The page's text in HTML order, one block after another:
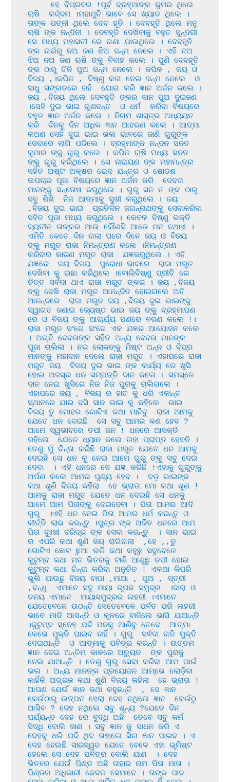
     ହେ ବିପ୍ରବର !ପୂର୍ବ ବ୍ରହ୍ମାଙ୍କ କୁମର ଥିଲେ
ୠଷି  କର୍ଦ୍ଦମ ।ମହାମୁନି ଭାବେ ସେ ଖ୍ୟାତ ଥିଲେ ।
ତାଙ୍କ ପତ୍ନୀ ଥିଲେ ଦେବ ହୂତି । ଦେବହୂତି ଥିଲେ ମନୁ
ୠଷି ଙ୍କ ନନ୍ଦିନୀ । ଦେବହୂତି ଦେଖିବାକୁ ବହୁତ ସୁନ୍ଦରୀ
ସେ ମଧ୍ୟ ମହାସତୀ ରେ ଗଣା ଯାଉଥିଲେ । ଦେବହୂତି
ଙ୍କ ଗର୍ଭରୁ ନଅ ଜଣ ଝିଅ ଜନ୍ମ ନେଲେ । ଏହି ନଅ
ଝିଅ ନଅ ଜଣ ୠଷି ଙ୍କୁ ବିବାହ କଲେ । ପୁଣି ଦେବହୂତି
ଙ୍କ ଠାରୁ ତିନି ପୁଅ ଜନ୍ମ ନେଲେ । କପିଳ , ଜୟ ଓ
ବିଜୟ ,।କପିଳ , ବିଷ୍ଣୁ କଳା ନେଇ ଜନ୍ମ ନେଲେ  ଓ
ସାଧୁ ସଙ୍ଗତରେ ରହି  ଯୋଗ କରି ଜ୍ଞାନ ଅର୍ଜନ କଲେ ।
ଜୟ ,ବିଜୟ ଥିଲେ ଦେବହୁତି ଙ୍କର ସାନ ପୁଅ ଦୁଇଜଣ
।ସେହି ଦୁଇ ଭାଇ ଗୁଣବନ୍ତ  ଓ ଧର୍ମ  କରିବା ବିଷୟରେ
ବହୁତ ଜ୍ଞାନ ଅର୍ଜନ କଲେ । ନିଗମ ଶାସ୍ତ୍ର ଅଧ୍ୟୟନ
କରି  ଦିନକୁ ଦିନ ଅଧିକ ଜ୍ଞାନ ଆହରଣ କଲେ । ଆତ୍ମା
କଅଣ ସେହି ଦୁଇ ଭାଇ ଭଲ ଭାବରେ ଜାଣି ଗୁରୁଙ୍କ
ସେବାରେ ଲାଗି ପଡିଲେ । ବ୍ରହ୍ମାଙ୍କ ନନ୍ଦନ ସନତ
କୁମାର ଙ୍କୁ ଗୁରୁ କଲେ । କପିଳ ୠଷି ମଧ୍ୟ ସନତ
ଙ୍କୁ ଗୁରୁ କରିଥିଲେ । ସେ ନାରାୟଣ ଙ୍କ ମହାମନ୍ତ୍ର
ସହିତ ଅଷ୍ଟ ଅକ୍ଷର ଭେଦ ଯନ୍ତ୍ର ଓ ଷୋଡଶ
ଉପଚାର ପୂଜା ବିଷୟରେ ଜ୍ଞାନ ଅର୍ଜନ କରି  ଦେବତା
ମାନଙ୍କୁ ସନ୍ତୋଷ କରୁଥିଲେ । ଗୁରୁ ସନ ତ ଙ୍କ ଠାରୁ
ସବୁ ଶିଖି  ନିଜ ଆତ୍ମାକୁ ସୁଖୀ କରୁଥିଲେ । ଜୟ
,ବିଜୟ ଦୁଇ ଭାଇ  ପ୍ରତିଦିନ ଜଗନ୍ନାଥଙ୍କୁ ସେବାକରିବା
ସହିତ ପୂଜା ମଧ୍ୟ କରୁଥିଲେ । କେବଳ ବିଷ୍ଣୁ ଭକ୍ତି
ବ୍ୟତୀତ ତାଙ୍କର ଆଉ କୌଣସି ଆଡେ ମନ ନଥାଏ ।
ଏମିତି କେତେ ଦିନ ଗଲା ପରେ ଦିନେ ଜୟ ଓ ବିଜୟ
ଙ୍କୁ ମରୁତ ରାଜା ନିମନ୍ତ୍ରଣ କଲେ ।ନିମନ୍ତ୍ରଣ
କରିବାର କାରଣ ମରୁତ ରାଜା  ଯଜ୍ଞକରୁଥିଲେ । ଏହି
ଯଜ୍ଞରେ  ଜୟ ବିଜୟ  ପୁରୋଧା ଭାବରେ  ରାଜା ମରୁତ
ଦେଖିବା କୁ ଇଛା କରିଥିଲେ ।ବୋଲିବିଷ୍ଣୁ ପ୍ରୀତି ରେ
ଚିତ୍ତ ସର୍ବଦା ଥାଏ ରାଜା ମରୁତ ଙ୍କର । ଜୟ ,ବିଜୟ
ଙ୍କୁ ଦେଖି ରାଜା ମରୁତ ଆନନ୍ଦିତ ହୋଇଗଲେ ଅତି
ଆନନ୍ଦରେ  ରାଜା ମରୁତ ଜୟ ,ବିଜୟ ଦୁଇ ଭାଇଙ୍କୁ
ସ୍ୱାଗତ ଜଣାଇ ଜ୍ୟେଷ୍ଠ ଭାଇ ଜୟ ଙ୍କୁ ବ୍ରହ୍ମାପଣ
ରେ ଓ ବିଜୟ ଙ୍କୁ ଆଚାର୍ଯ୍ୟ ପଣରେ ବରଣ କଲେ !।
ରାଜା ମରୁତ ସଂଗେ ସଂଗେ ଏକ ଯଜ୍ଞର ଆୟୋଜନ କଲେ
। ଅଗ୍ନି ଦେବତାଙ୍କ ସହିତ ଅନ୍ୟ ଦେବତା ମାନଙ୍କ
ପୂଜା ଚାଲିଲା । ନର ଲୋକଙ୍କୁ ମିଷ୍ଟ ଅନ୍ନ ଓ ବିପ୍ର
ମାନଙ୍କୁ ମହାଦାନ ଦେଲେ ରାଜା ମରୁତ । ଏହାପରେ ରାଜା
ମରୁତ ଜୟ  ବିଜୟ ଦୁଇ ଭାଇ ଙ୍କ କାର୍ଯ୍ୟ ରେ ଖୁସି
ହୋଇ ଅଜସ୍ର ଧନ ସମ୍ପତ୍ତି ଦାନ କଲେ । ସମସ୍ତେ
ଦାନ ନେଇ ଖୁସିରେ ନିଜ ନିଜ ପୁରକୁ ଚାଲିଗଲେ ।
ଏହାପରେ ଜୟ , ବିଜୟ ର ହାତ କୁ ଧରି ଏକାନ୍ତ
ସ୍ଥାନରେ ଯାଇ ବସି ସାନ ଭାଇ କୁ କହିଲେ  ଭାଇ
ବିଜୟ ତୁ ମୋହର ଗୋଟିଏ କଥା ମାନିବୁ  ରାଜା ଆମକୁ
ଯେତେ ଧନ ଦେଇଛି  ସେ ସବୁ ଆମର କଣ ହେବ ?
ଆମେ ସ୍ୱଭାବରେ ତପୀ ଜନ ! ଧନରେ ଆସକ୍ତି
ରହିଲେ  ଯେତେ ଧ୍ୟାନ କଲେ ତାହା ପ୍ରାପ୍ତ ହେବନି ।
ତେଣୁ ମୁଁ ଚିନ୍ତା କରିଛି ରାଜା ମରୁତ ଯେତେ ଧନ ଆମକୁ
ଦେଇଛି ସେ ଧନ କୁ ନେଇ ଆମେ ଗୁରୁ ଙ୍କୁ ସବୁ ଦେଇ
ଦେବା  । ଏହି ଧନରେ ସେ ଯଜ୍ଞ କରିଛି !ଏହାକୁ ଗୁରୁଙ୍କୁ
ଅର୍ପଣ କଲେ ଆମର ପୁଣ୍ୟ ହେବ ।  ବଡ଼ ଭାଇଙ୍କ
କଥା ଶୁଣି ବିଜୟ କହିଲା  ହେ ଭ୍ରାତା ମୋ କଥା ଶୁଣ !
ଆମକୁ ରାଜା ମରୁତ ଯେତେ ଧନ ଦେଇଛି ସେ ଧନକୁ
ଆମେ ଆମ ପିତାଙ୍କୁ ଦେଇଦେବା । ପିତା ଆମର ଆଦି
ଗୁରୁ  ।ଏହି ଧନ ନେଇ ପିତା ଆମର ଧର୍ମ କରନ୍ତୁ ଓ
କୀର୍ତ୍ତି ଲାଭ କରନ୍ତୁ ।ପୁତ୍ର ଙ୍କ ଅର୍ଜିତ ଧନରେ ଆମ
ପିତା ଦୁଃଖୀ ଦରିଦ୍ର ଙ୍କ ସେବା କରନ୍ତୁ  । ସାନ ଭାଇ
ର ଏପରି କଥା ଶୁଣି ଜୟ ରାଗିଗଲା  ,ହେ ,,ତୁ
ଗୋଟିଏ ଛୋଟ ଛୁଆ ଭଳି କଥା କହୁଛୁ ସବୁବେଳେ
କୁଟୁମ୍ବ କଥା ମନ ଭିତରକୁ ଟାଣି ଆଣୁଛୁ ତପୀ ହୋଇ
କୁଟୁମ୍ବ କଥା ଚିନ୍ତା କରିବା ଅନୁଚିତ ! ଏକଥା କିପରି
ଭୁଲି ଯାଉଛୁ ବିଜୟ ବାପା ,ମାଆ , ପୁଅ , ସ୍ତ୍ରୀ
,ବନ୍ଧୁ  ଏମାନେ ସବୁ ମାୟା ରୂପକ ସମୁଦ୍ର  ।ଦାରା ଓ
ତନୟ ଏମାନେ  ମାୟାସମୁଦ୍ରର ଲହରୀ ।ଏମାନେ
ଯେତେବେଳେ ଉଠନ୍ତି ସେତେବେଳେ ପର୍ବତ ପରି ଲହରୀ
ଭାବେ ମାଡି ଆସନ୍ତି ଓ କୂଳରେ ବାଜିଲେ ଭାସି ଯାଆନ୍ତି
।କୁଟୁମ୍ବ ସ୍ନେହ ଯଦି ମନକୁ ଆଣିବୁ ତେବେ  ଆତ୍ମା
କେଭେ ମୁକ୍ତି ପାଇବ ନାହିଁ । ଗୁରୁ  ସର୍ଵଦା ଗତି ମୁକ୍ତି
ଦେଇଥାନ୍ତି  ଓ ଆତ୍ମାକୁ ପବିତ୍ର କରନ୍ତି । ଉତ୍ତମ
ଜ୍ଞାନ ଦେଇ ଅନ୍ତିମ କାଳରେ ଅଚ୍ୟୁତ  ଙ୍କ ପୁରକୁ
ନେଇ ଯାଆନ୍ତି । ତେଣୁ ଗୁରୁ ସେବା କରିବା ଆମ ପାଇଁ
ଭଲ । ଅନ୍ୟ ମାନଙ୍କ ପ୍ରୟୋଜନ ଆମ୍ଭେ ଲୋଡ଼ିବା
କାହିଁକି ଅଗ୍ରଜ କଥା ଶୁଣି ବିଜୟ କହିଲା  ହେ ଭ୍ରାତା !
ଆପଣ ଯେଉଁ ଜ୍ଞାନ କଥା କହୁଛନ୍ତି  , ସେ ଜ୍ଞାନ
କେଉଁଠାରୁ ଉତ୍ପନ ହେଲା ଦେହ ନଥିଲେ ଜ୍ଞାନ  କେଉଁଠୁ
ଆସିବ ? ଦେହ ନଥିଲେ ସବୁ ଶୂନ୍ୟ ?ଯେତେ ଦିନ
ପର୍ଯ୍ୟନ୍ତ ଦେହ ରେ ବୁଦ୍ଧି ଅଛି  ତେବେ ସବୁ କର୍ମ
ସିଦ୍ଧି ବୋଲି ଜାଣ । ସବୁ ଜ୍ଞାନ କୁ ସାଧନ କରି ଏ
ଦେହକୁ ଧରି ଯଦି ଥିବ ତାହାଲେ ସିନା ଜ୍ଞାନ ପାଇବ । ଏ
ଦେହ ହେଉଛି ସାରସ୍ୱତ ଯେତେ ବେଳେ ଏହା ଭୂମିଷ୍ଟ
ହେଲେ ସେ ଦେହ ପବିତ୍ର ବୋଲି ଯାଣ  । ଦେହ
ଭିତରେ ଯେଉଁ ପିଣ୍ଡ ଅଛି ତାହାର ନାମ ପିତା ମାତା ।
ପିଣ୍ଡର ଅଧିକାରୀ କେବଳ ସେମାନେ । ତାଙ୍କ ପାଦ